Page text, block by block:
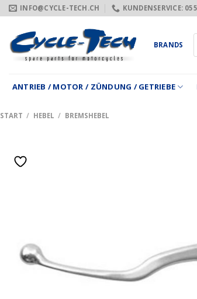
Zum
Inhalt
springen
INFO@CYCLE-TECH.CH KUNDENSERVICE:
BRANDS
ANTRIEB / MOTOR / ZÜNDUNG / GETRIEBE
START / HEBEL / BREMSHEBEL